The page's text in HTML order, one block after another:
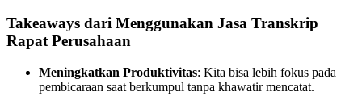
Takeaways dari Menggunakan Jasa Transkrip
Rapat Perusahaan
Meningkatkan Produktivitas: Kita bisa lebih fokus pada
pembicaraan saat berkumpul tanpa khawatir mencatat.